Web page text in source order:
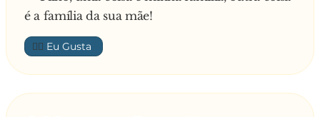
O elefante, como quem não quer a coisa, pega
no leão com a tromba, espeta-o contra uma
árvore, atira-o ao chão e sacode-o contra outra
árvore. O leão fica completamente atarantado e
com dois brutos galos na cabeça. Diz o leão:
é a família da sua mãe!
👍🏼